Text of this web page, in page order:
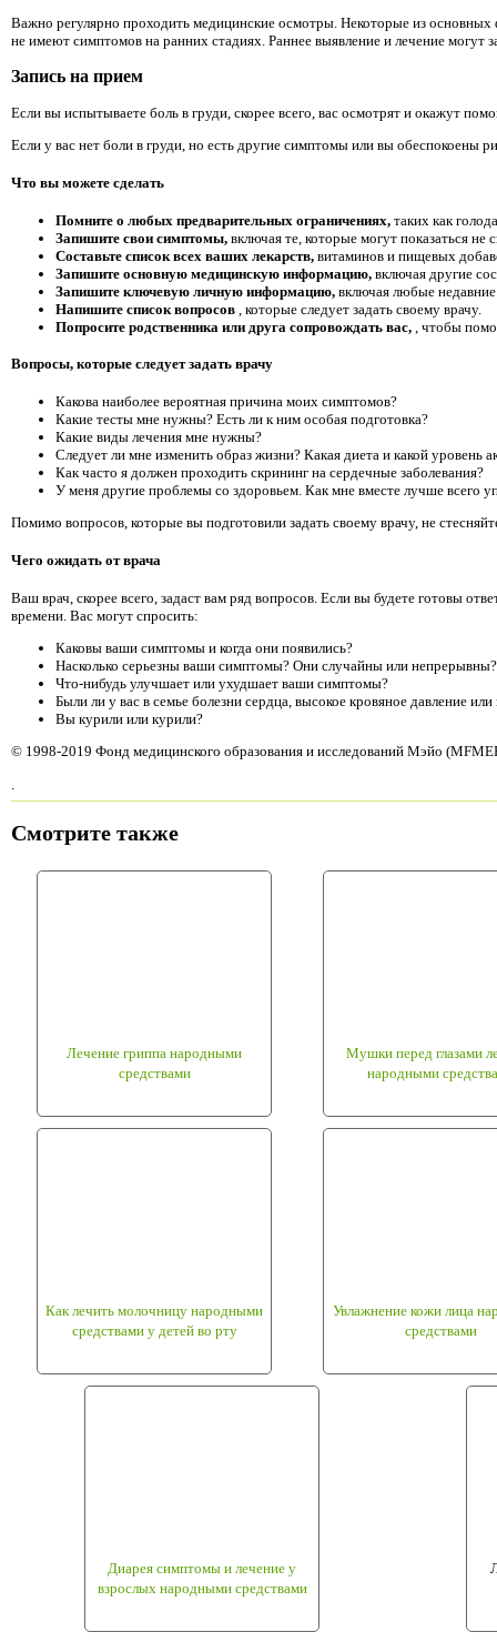
Важно регулярно проходить медицинские осмотры. Некоторые из
не имеют симптомов на ранних стадиях. Раннее выявление и лечение могут
Запись на прием
Если вы испытываете боль в груди, скорее всего, вас осмотрят и окажут
Если у вас нет боли в груди, но есть другие симптомы или вы обеспокоены
Что вы можете сделать
Помните о любых предварительных ограничениях, таких как
Запишите свои симптомы, включая те, которые могут показаться
Составьте список всех ваших лекарств, витаминов и пищевых
Запишите основную медицинскую информацию, включая другие
Запишите ключевую личную информацию, включая любые
Напишите список вопросов , которые следует задать своему врачу.
Попросите родственника или друга сопровождать вас, , чтобы
Вопросы, которые следует задать врачу
Какова наиболее вероятная причина моих симптомов?
Какие тесты мне нужны? Есть ли к ним особая подготовка?
Какие виды лечения мне нужны?
Следует ли мне изменить образ жизни? Какая диета и какой уровень
Как часто я должен проходить скрининг на сердечные заболевания?
У меня другие проблемы со здоровьем. Как мне вместе лучше всего
Помимо вопросов, которые вы подготовили задать своему врачу, не
Чего ожидать от врача
Ваш врач, скорее всего, задаст вам ряд вопросов. Если вы будете готовы
времени. Вас могут спросить:
Каковы ваши симптомы и когда они появились?
Насколько серьезны ваши симптомы? Они случайны или непрерывны?
Что-нибудь улучшает или ухудшает ваши симптомы?
Были ли у вас в семье болезни сердца, высокое кровяное давление
Вы курили или курили?
© 1998-2019 Фонд медицинского образования и исследований Мэйо
Смотрите также
Лечение гриппа народными
средствами
Мушки перед глазами
народными
Как лечить молочницу народными
средствами у детей во рту
Увлажнение кожи лица
средствами
Диарея симптомы и лечение у
взрослых народными средствами